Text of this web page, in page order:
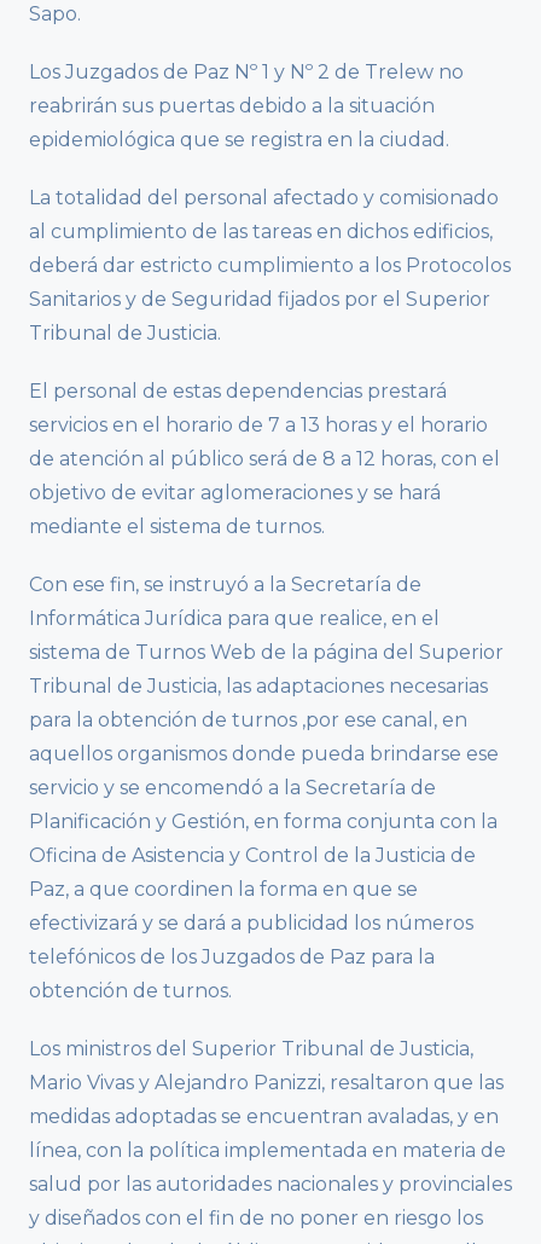
Sapo.
Los Juzgados de Paz Nº 1 y Nº 2 de Trelew no
reabrirán sus puertas debido a la situación
epidemiológica que se registra en la ciudad.
La totalidad del personal afectado y comisionado
al cumplimiento de las tareas en dichos edificios,
deberá dar estricto cumplimiento a los Protocolos
Sanitarios y de Seguridad fijados por el Superior
Tribunal de Justicia.
El personal de estas dependencias prestará
servicios en el horario de 7 a 13 horas y el horario
de atención al público será de 8 a 12 horas, con el
objetivo de evitar aglomeraciones y se hará
mediante el sistema de turnos.
Con ese fin, se instruyó a la Secretaría de
Informática Jurídica para que realice, en el
sistema de Turnos Web de la página del Superior
Tribunal de Justicia, las adaptaciones necesarias
para la obtención de turnos ,por ese canal, en
aquellos organismos donde pueda brindarse ese
servicio y se encomendó a la Secretaría de
Planificación y Gestión, en forma conjunta con la
Oficina de Asistencia y Control de la Justicia de
Paz, a que coordinen la forma en que se
efectivizará y se dará a publicidad los números
telefónicos de los Juzgados de Paz para la
obtención de turnos.
Los ministros del Superior Tribunal de Justicia,
Mario Vivas y Alejandro Panizzi, resaltaron que las
medidas adoptadas se encuentran avaladas, y en
línea, con la política implementada en materia de
salud por las autoridades nacionales y provinciales
y diseñados con el fin de no poner en riesgo los